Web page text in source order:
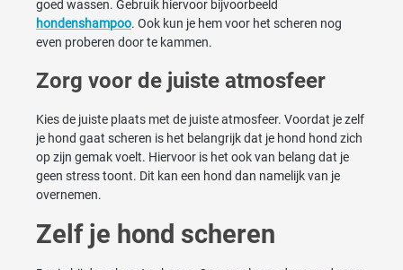
goed wassen. Gebruik hiervoor bijvoorbeeld
hondenshampoo. Ook kun je hem voor het scheren nog
even proberen door te kammen.
Zorg voor de juiste atmosfeer
Kies de juiste plaats met de juiste atmosfeer. Voordat je zelf
je hond gaat scheren is het belangrijk dat je hond hond zich
op zijn gemak voelt. Hiervoor is het ook van belang dat je
geen stress toont. Dit kan een hond dan namelijk van je
overnemen.
Zelf je hond scheren